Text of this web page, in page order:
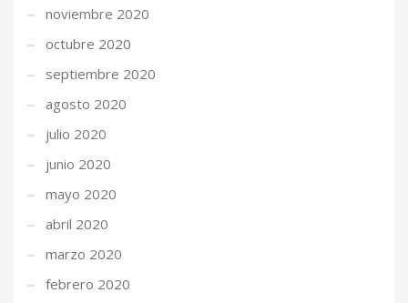
noviembre 2020
octubre 2020
septiembre 2020
agosto 2020
julio 2020
junio 2020
mayo 2020
abril 2020
marzo 2020
febrero 2020